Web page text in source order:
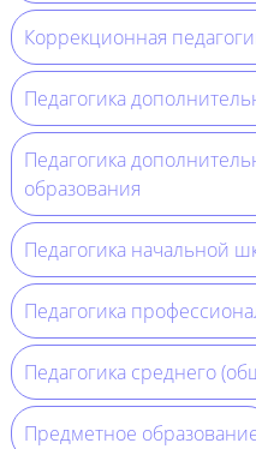
Коррекционная
Педагогика
Педагогика
образования
Педагогика начальной
Педагогика
Педагогика среднего
Предметное